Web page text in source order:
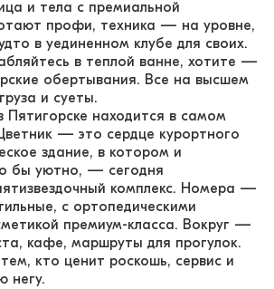
и тела с премиальной
профи, техника — на уровне,
в уединенном клубе для своих.
в теплой ванне, хотите —
обертывания. Все на высшем
и суеты.
Пятигорске находится в самом
— это сердце курортного
здание, в котором и
бы уютно, — сегодня
комплекс. Номера —
с ортопедическими
премиум-класса. Вокруг —
кафе, маршруты для прогулок.
кто ценит роскошь, сервис и
негу.